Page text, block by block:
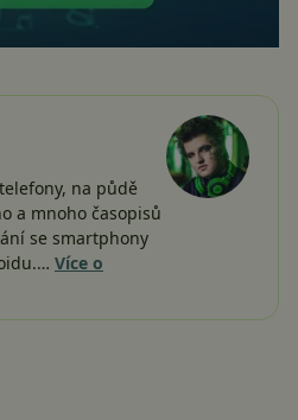
na půdě
a mnoho časopisů
se smartphony
Více o